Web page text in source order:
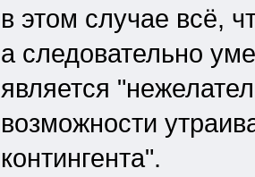
в этом случае всё,
а следовательно
является
возможности
контингента".